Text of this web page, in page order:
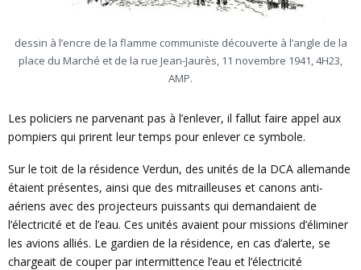
dessin à l’encre de la flamme communiste découverte à l’angle de la
place du Marché et de la rue Jean-Jaurès, 11 novembre 1941, 4H23,
AMP.
Les policiers ne parvenant pas à l’enlever, il fallut faire appel aux
pompiers qui prirent leur temps pour enlever ce symbole.
Sur le toit de la résidence Verdun, des unités de la DCA allemande
étaient présentes, ainsi que des mitrailleuses et canons anti-
aériens avec des projecteurs puissants qui demandaient de
l’électricité et de l’eau. Ces unités avaient pour missions d’éliminer
les avions alliés. Le gardien de la résidence, en cas d’alerte, se
chargeait de couper par intermittence l’eau et l’électricité